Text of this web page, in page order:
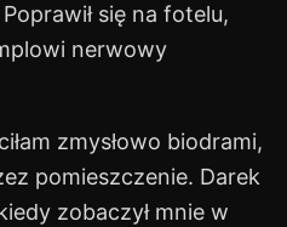
się na fotelu,
nerwowy
zmysłowo biodrami,
pomieszczenie. Darek
zobaczył mnie w